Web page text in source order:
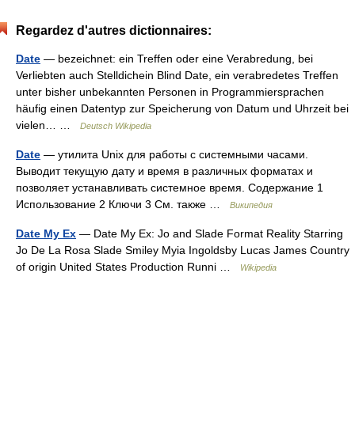
Regardez d'autres dictionnaires:
Date — bezeichnet: ein Treffen oder eine Verabredung, bei
Verliebten auch Stelldichein Blind Date, ein verabredetes Treffen
unter bisher unbekannten Personen in Programmiersprachen
häufig einen Datentyp zur Speicherung von Datum und Uhrzeit bei
vielen… …
Deutsch Wikipedia
Date — утилита Unix для работы с системными часами.
Выводит текущую дату и время в различных форматах и
позволяет устанавливать системное время. Содержание 1
Использование 2 Ключи 3 См. также …
Википедия
Date My Ex — Date My Ex: Jo and Slade Format Reality Starring
Jo De La Rosa Slade Smiley Myia Ingoldsby Lucas James Country
of origin United States Production Runni …
Wikipedia